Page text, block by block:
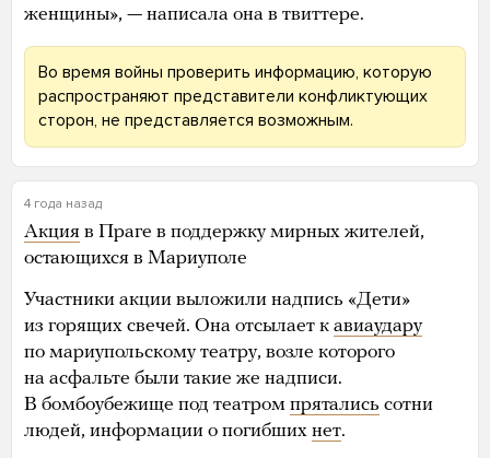
женщины», — написала она в твиттере.
Во время войны проверить информацию, которую
распространяют представители конфликтующих
сторон, не представляется возможным.
4 года назад
Акция в Праге в поддержку мирных жителей,
остающихся в Мариуполе
Участники акции выложили надпись «Дети»
из горящих свечей. Она отсылает к авиаудару
по мариупольскому театру, возле которого
на асфальте были такие же надписи.
В бомбоубежище под театром прятались сотни
людей, информации о погибших нет.